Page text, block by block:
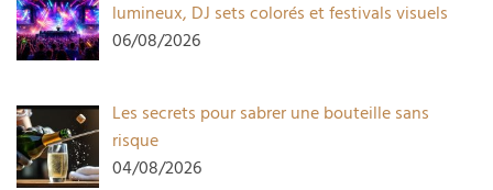
lumineux, DJ sets colorés et festivals visuels
06/08/2026
Les secrets pour sabrer une bouteille sans
risque
04/08/2026